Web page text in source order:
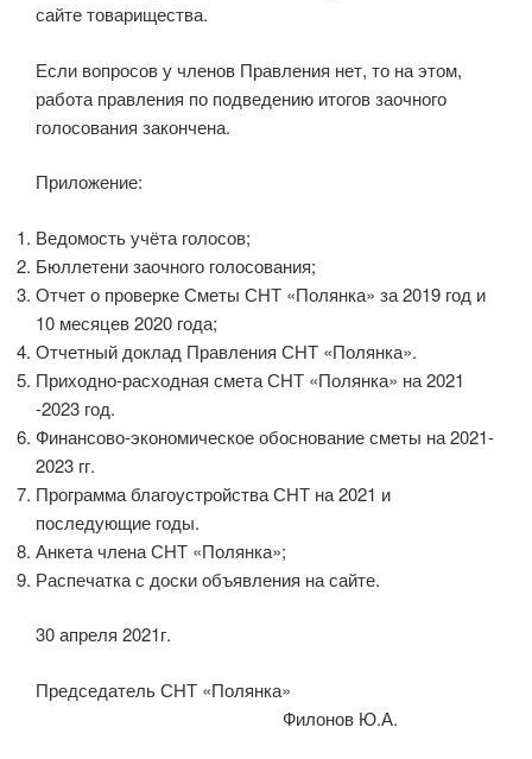
сайте товарищества.
Если вопросов у членов Правления нет, то на этом,
работа правления по подведению итогов заочного
голосования закончена.
Приложение:
Ведомость учёта голосов;
Бюллетени заочного голосования;
Отчет о проверке Сметы СНТ «Полянка» за 2019 год и
10 месяцев 2020 года;
Отчетный доклад Правления СНТ «Полянка».
Приходно-расходная смета СНТ «Полянка» на 2021
-2023 год.
Финансово-экономическое обоснование сметы на 2021-
2023 гг.
Программа благоустройства СНТ на 2021 и
последующие годы.
Анкета члена СНТ «Полянка»;
Распечатка с доски объявления на сайте.
30 апреля 2021г.
Председатель СНТ «Полянка»
Филонов Ю.А.